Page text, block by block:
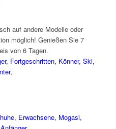
auf andere Modelle oder
möglich! Genießen Sie 7
von 6 Tagen.
Fortgeschritten, Könner, Ski,